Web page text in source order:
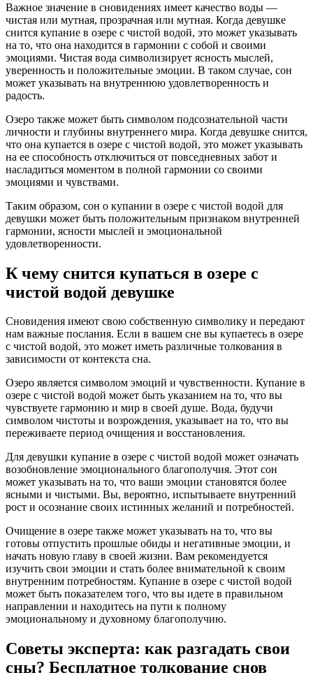
Важное значение в сновидениях имеет качество воды —
чистая или мутная, прозрачная или мутная. Когда девушке
снится купание в озере с чистой водой, это может указывать
на то, что она находится в гармонии с собой и своими
эмоциями. Чистая вода символизирует ясность мыслей,
уверенность и положительные эмоции. В таком случае, сон
может указывать на внутреннюю удовлетворенность и
радость.
Озеро также может быть символом подсознательной части
личности и глубины внутреннего мира. Когда девушке снится,
что она купается в озере с чистой водой, это может указывать
на ее способность отключиться от повседневных забот и
насладиться моментом в полной гармонии со своими
эмоциями и чувствами.
Таким образом, сон о купании в озере с чистой водой для
девушки может быть положительным признаком внутренней
гармонии, ясности мыслей и эмоциональной
удовлетворенности.
К чему снится купаться в озере с
чистой водой девушке
Сновидения имеют свою собственную символику и передают
нам важные послания. Если в вашем сне вы купаетесь в озере
с чистой водой, это может иметь различные толкования в
зависимости от контекста сна.
Озеро является символом эмоций и чувственности. Купание в
озере с чистой водой может быть указанием на то, что вы
чувствуете гармонию и мир в своей душе. Вода, будучи
символом чистоты и возрождения, указывает на то, что вы
переживаете период очищения и восстановления.
Для девушки купание в озере с чистой водой может означать
возобновление эмоционального благополучия. Этот сон
может указывать на то, что ваши эмоции становятся более
ясными и чистыми. Вы, вероятно, испытываете внутренний
рост и осознание своих истинных желаний и потребностей.
Очищение в озере также может указывать на то, что вы
готовы отпустить прошлые обиды и негативные эмоции, и
начать новую главу в своей жизни. Вам рекомендуется
изучить свои эмоции и стать более внимательной к своим
внутренним потребностям. Купание в озере с чистой водой
может быть показателем того, что вы идете в правильном
направлении и находитесь на пути к полному
эмоциональному и духовному благополучию.
Советы эксперта: как разгадать свои
сны? Бесплатное толкование снов